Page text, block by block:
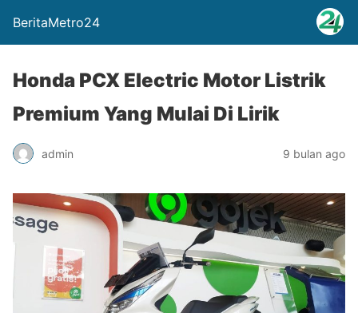
BeritaMetro24
Honda PCX Electric Motor Listrik
Premium Yang Mulai Di Lirik
admin 9 bulan ago